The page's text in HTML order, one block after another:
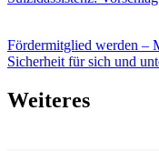
Fördermitglied werden –
Sicherheit für sich und
Weiteres